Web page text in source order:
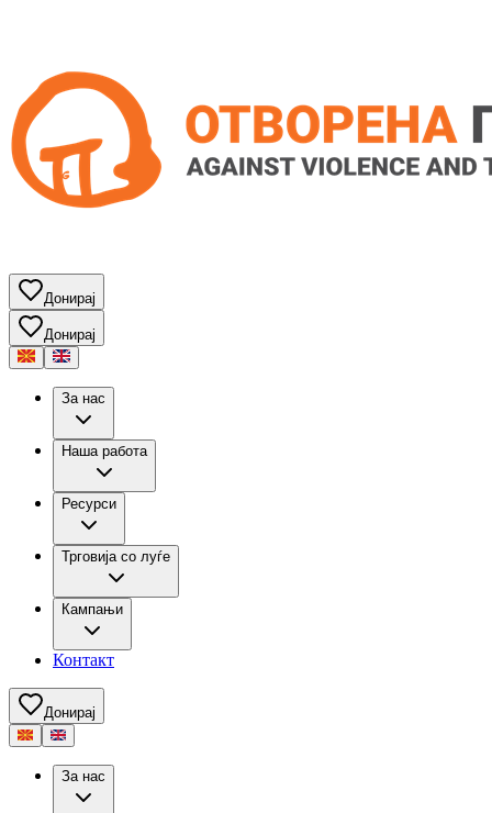
Донирај
Донирај
За нас
Наша работа
Ресурси
Трговија со луѓе
Кампањи
Контакт
Донирај
За нас